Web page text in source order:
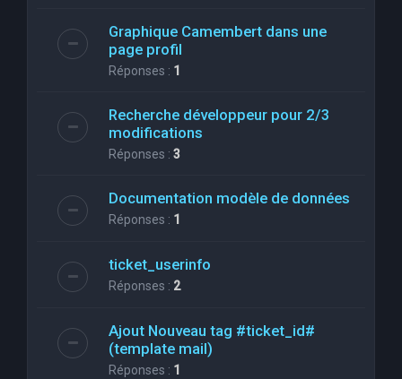
Graphique Camembert dans une
page profil
Réponses : 1
Recherche développeur pour 2/3
modifications
Réponses : 3
Documentation modèle de données
Réponses : 1
ticket_userinfo
Réponses : 2
Ajout Nouveau tag #ticket_id#
(template mail)
Réponses : 1